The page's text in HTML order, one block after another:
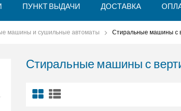
ПУНКТ ВЫДАЧИ ДОСТАВКА
машины и сушильные автоматы Стиральные машины с
Стиральные машины с